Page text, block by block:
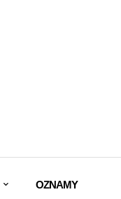
OZNAMY